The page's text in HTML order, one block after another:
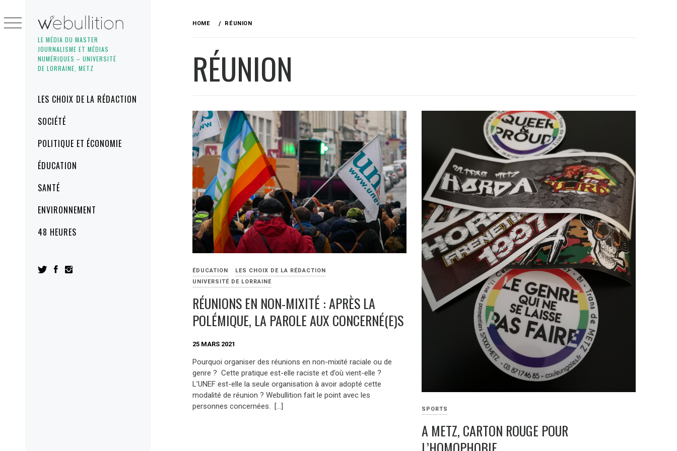
LE MÉDIA DU MASTER
JOURNALISME ET MÉDIAS
NUMÉRIQUES – UNIVERSITÉ
DE LORRAINE, METZ
MenuLES CHOIX DE LA RÉDACTION
SOCIÉTÉ
POLITIQUE ET ÉCONOMIE
ÉDUCATION
SANTÉ
ENVIRONNEMENT
48 HEURES
to
content
HOME RÉUNION
RÉUNION
ÉDUCATION
LES CHOIX DE LA RÉDACTION
UNIVERSITÉ DE LORRAINE
RÉUNIONS EN NON-MIXITÉ : APRÈS LA
POLÉMIQUE, LA PAROLE AUX CONCERNÉ(E)S
25 MARS 2021
Pourquoi organiser des réunions en non-mixité raciale ou de
genre ? Cette pratique est-elle raciste et d’où vient-elle ?
L’UNEF est-elle la seule organisation à avoir adopté cette
modalité de réunion ? Webullition fait le point avec les
personnes concernées. […]
SPORTS
A METZ, CARTON ROUGE POUR